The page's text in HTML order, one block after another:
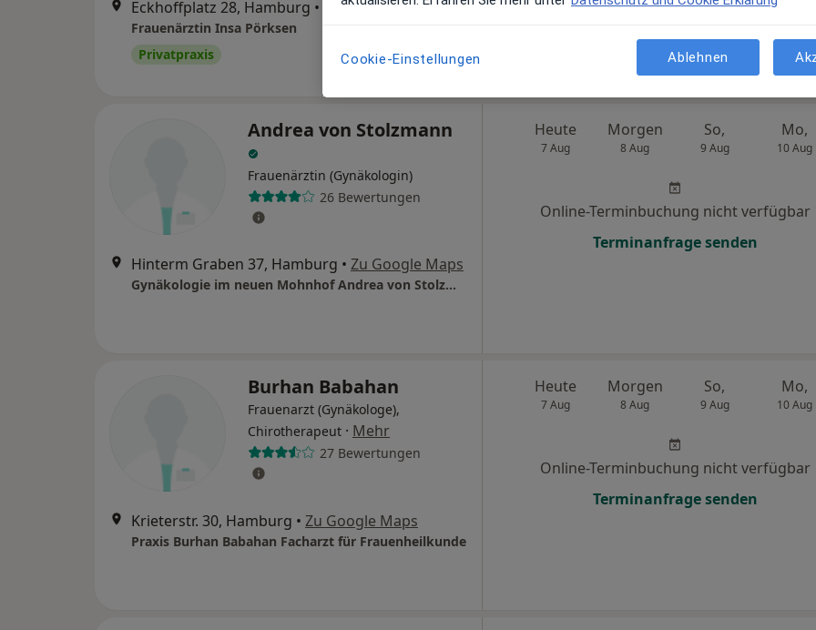
Eckhoffplatz 28, Hamburg • Zu Google Maps
Frauenärztin Insa Pörksen
Privatpraxis
Andrea von Stolzmann
Frauenärztin (Gynäkologin)
26 Bewertungen
Hinterm Graben 37, Hamburg • Zu Google Maps
Gynäkologie im neuen Mohnhof Andrea von Stolzmann Fachärztin für Frauenheilkunde und Geburtshilfe
Heute
7 Aug
Morgen
8 Aug
So,
9 Aug
Mo,
10 Aug
Online-Terminbuchung nicht verfügbar
Terminanfrage senden
Burhan Babahan
Frauenarzt (Gynäkologe),
Chirotherapeut · Mehr
27 Bewertungen
Krieterstr. 30, Hamburg • Zu Google Maps
Praxis Burhan Babahan Facharzt für Frauenheilkunde
Heute
7 Aug
Morgen
8 Aug
So,
9 Aug
Mo,
10 Aug
Online-Terminbuchung nicht verfügbar
Terminanfrage senden
Cookie-Einstellungen Ablehnen